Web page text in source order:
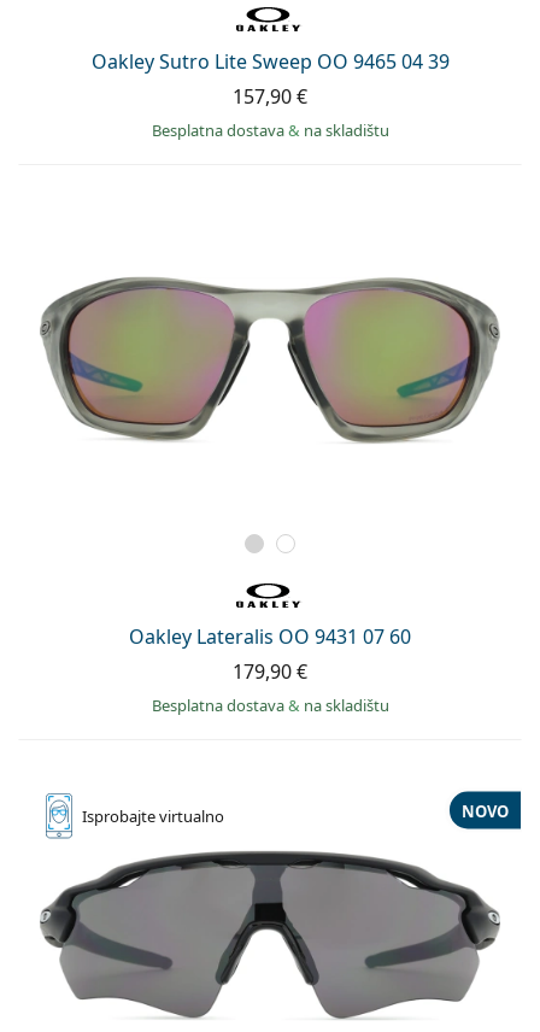
Oakley Sutro Lite Sweep OO 9465 04 39
157,90 €
Besplatna dostava& na skladištu
Oakley Lateralis OO 9431 07 60
179,90 €
Besplatna dostava& na skladištu
Isprobajtevirtualno NOVO